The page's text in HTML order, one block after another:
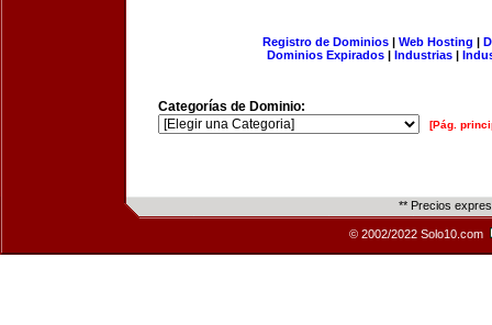
Registro de Dominios| Web Hosting |
Dominios Expirados | Industrias |
Categorías de Dominio:
[Pág.
** Precios
© 2002/2022 Solo10.com